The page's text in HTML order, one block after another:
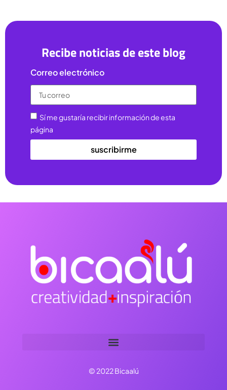
Recibe noticias de este blog
Correo electrónico
Sí me gustaría recibir información de esta
página
suscribirme
© 2022 Bicaalú